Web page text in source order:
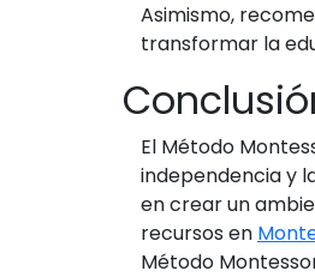
Asimismo,
transformar la
El Método
independencia y
en crear un
recursos en
Método